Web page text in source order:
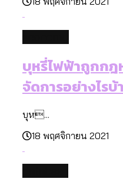
บุหรี่ไฟฟ้าถูกกฎ
จัดการอย่างไรบ้
บุห...
18 พฤศจิกายน 2021